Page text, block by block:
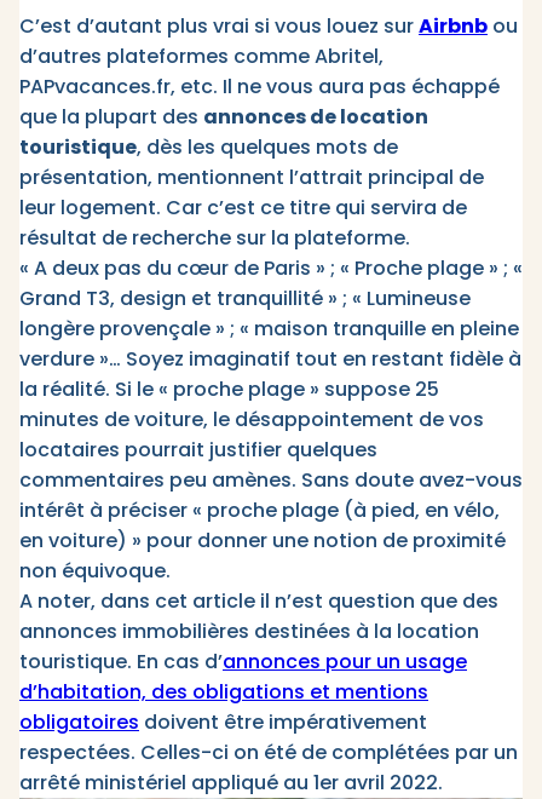
C’est d’autant plus vrai si vous louez surAirbnb ou
d’autres plateformes comme Abritel,
PAPvacances.fr, etc. Il ne vous aura pas échappé
que la plupart des annonces de location
touristique, dès les quelques mots de
présentation, mentionnent l’attrait principal de
leur logement. Car c’est ce titre qui servira de
résultat de recherche sur la plateforme.
« A deux pas du cœur de Paris » ; « Proche plage » ; «
Grand T3, design et tranquillité » ; « Lumineuse
longère provençale » ; « maison tranquille en pleine
verdure »… Soyez imaginatif tout en restant fidèle à
la réalité. Si le « proche plage » suppose 25
minutes de voiture, le désappointement de vos
locataires pourrait justifier quelques
commentaires peu amènes. Sans doute avez-vous
intérêt à préciser « proche plage (à pied, en vélo,
en voiture) » pour donner une notion de proximité
non équivoque.
A noter, dans cet article il n’est question que des
annonces immobilières destinées à la location
touristique. En cas d’annonces pour un usage
d’habitation, des obligations et mentions
obligatoires doivent être impérativement
respectées. Celles-ci on été de complétées par un
arrêté ministériel appliqué au 1er avril 2022.